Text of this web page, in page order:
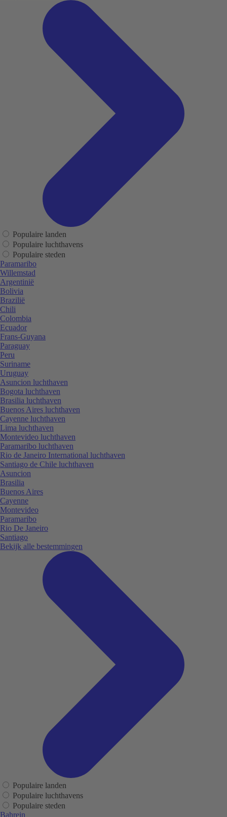
Populaire landen
Populaire luchthavens
Populaire steden
Paramaribo
Willemstad
Argentinië
Bolivia
Brazilië
Chili
Colombia
Ecuador
Frans-Guyana
Paraguay
Peru
Suriname
Uruguay
Asuncion luchthaven
Bogota luchthaven
Brasilia luchthaven
Buenos Aires luchthaven
Cayenne luchthaven
Lima luchthaven
Montevideo luchthaven
Paramaribo luchthaven
Rio de Janeiro International luchthaven
Santiago de Chile luchthaven
Asuncion
Brasilia
Buenos Aires
Cayenne
Montevideo
Paramaribo
Rio De Janeiro
Santiago
Bekijk alle bestemmingen
Populaire landen
Populaire luchthavens
Populaire steden
Bahrein